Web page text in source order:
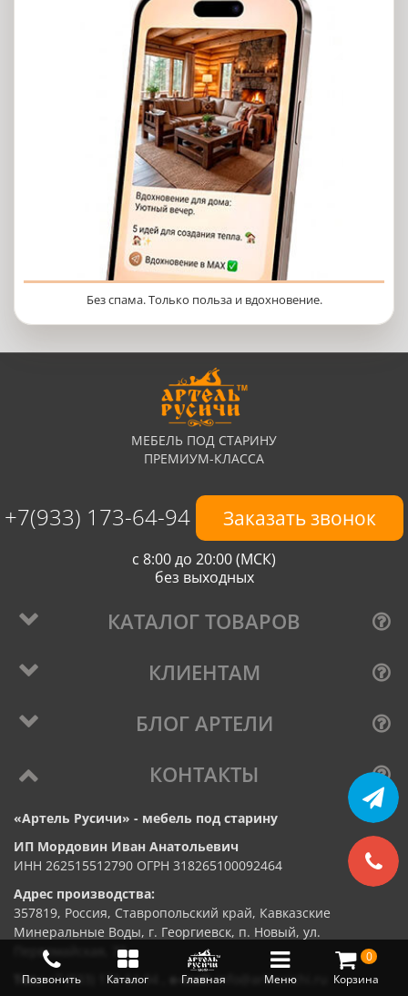
Меню
Позвонить Каталог Главная
0
Корзина
Без спама. Только польза и вдохновение.
МЕБЕЛЬ ПОД СТАРИНУ
ПРЕМИУМ-КЛАССА
+7(933) 173-64-94 Заказать звонок
с 8:00 до 20:00 (МСК)
без выходных
КАТАЛОГ ТОВАРОВ
КЛИЕНТАМ
БЛОГ АРТЕЛИ
КОНТАКТЫ
«Артель Русичи» - мебель под старину
ИП Мордовин Иван Анатольевич
ИНН 262515512790 ОГРН 318265100092464
Адрес производства:
357819, Россия, Ставропольский край, Кавказские
Минеральные Воды, г. Георгиевск, п. Новый, ул.
Первомайская, 73
Тел.:+7 (933) 173-64-94 e-mail:info@artrusichi.ru